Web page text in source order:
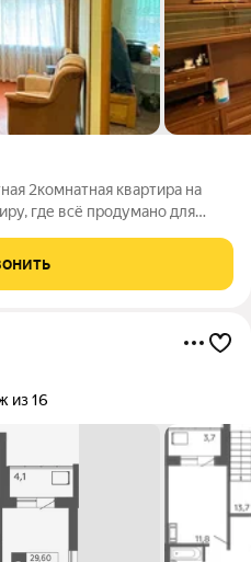
2комнатная квартира на
где всё продумано для
не потребует
из 16